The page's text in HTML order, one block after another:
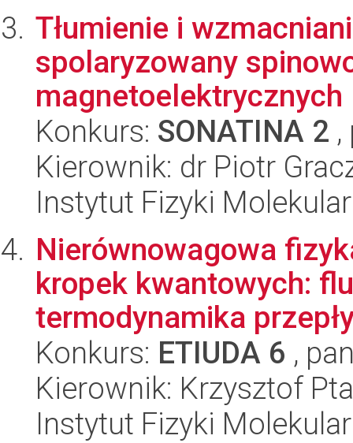
Tłumienie i
spolaryzowany
magnetoelektrycznych
Konkurs: SONATINA 2
Kierownik: dr Piotr
Instytut Fizyki
Nierównowagowa
kropek kwantowych:
termodynamika
Konkurs: ETIUDA 6 ,
Kierownik: Krzysztof
Instytut Fizyki